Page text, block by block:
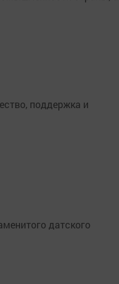
поддержка и
датского